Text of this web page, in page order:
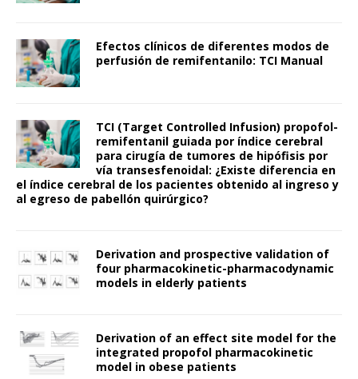
Efectos clínicos de diferentes modos de
perfusión de remifentanilo: TCI Manual
TCI (Target Controlled Infusion) propofol-
remifentanil guiada por índice cerebral
para cirugía de tumores de hipófisis por
vía transesfenoidal: ¿Existe diferencia en
el índice cerebral de los pacientes obtenido al ingreso y
al egreso de pabellón quirúrgico?
Derivation and prospective validation of
four pharmacokinetic-pharmacodynamic
models in elderly patients
Derivation of an effect site model for the
integrated propofol pharmacokinetic
model in obese patients